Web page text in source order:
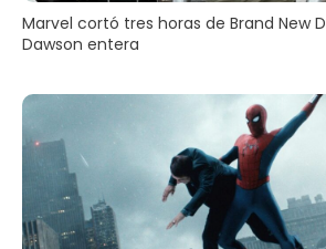
Marvel cortó tres horas de Brand New
Dawson entera